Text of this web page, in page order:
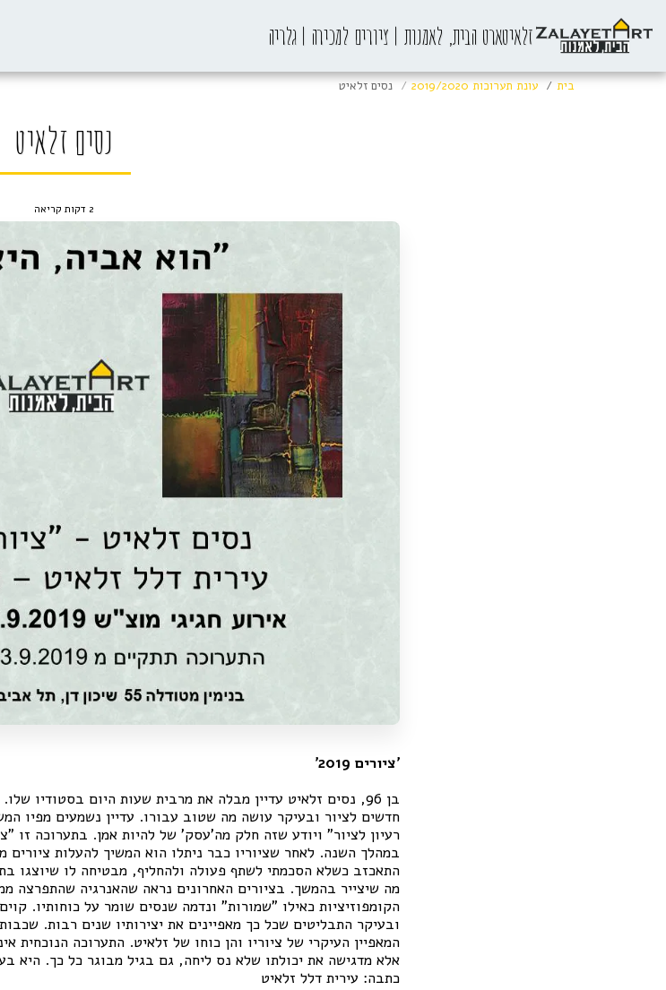
זלאיטארט הבית, לאמנות | ציורים למכירה | גלריה
בית עונת תערוכות 2019/2020 נסים זלאיט
נסים זלאיט
2 דקות קריאה
'ציורים 2019'
בן 96, נסים זלאיט עדיין מבלה את מרבית שעות היום בסטודיו
חדשים לציור ובעיקר עושה מה שטוב עבורו. עדיין נשמעים מפיו
במהלך השנה. לאחר שציוריו כבר ניתלו הוא המשיך להעלות
התאכזב כשלא הסכמתי לשתף פעולה ולהחליף, מבטיחה לו שיוצגו
מה שיצייר בהמשך. בציורים האחרונים נראה שהאנרגיה שהתפרצה
הקומפוזיציות כאילו "שמורות" ונדמה שנסים שומר על כוחותיו.
ובעיקר התבליטים שכל כך מאפיינים את יצירותיו שנים רבות.
המאפיין העיקרי של ציוריו והן כוחו של זלאיט. התערוכה
אלא מדגישה את יכולתו שלא נס ליחה, גם בגיל מבוגר כל כך. היא
כתבה: עירית דלל זלאיט